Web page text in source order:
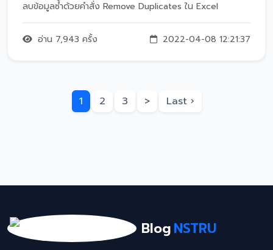
ลบข้อมูลซ้ำด้วยคำสั่ง Remove Duplicates ใน Excel
อ่าน 7,943 ครั้ง 2022-04-08 12:21:37
1 2 3 > Last ›
BlogNSTRU